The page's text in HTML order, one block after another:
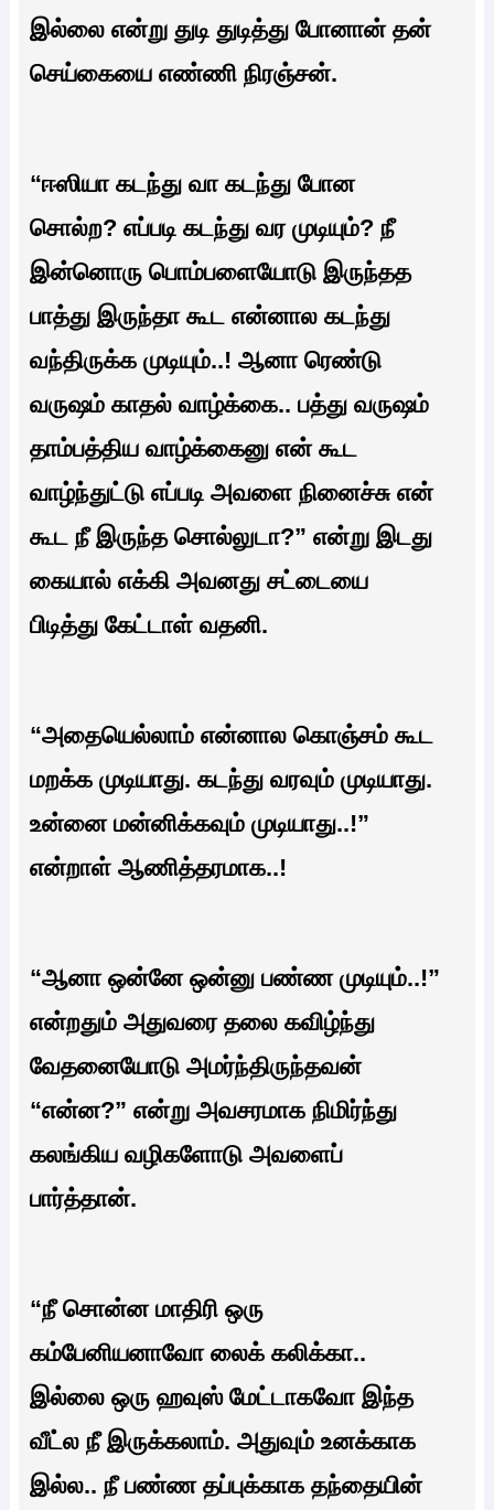
இல்லை என்று துடி துடித்து போனான் தன்
செய்கையை எண்ணி நிரஞ்சன்.
“ஈஸியா கடந்து வா கடந்து போன
சொல்ற? எப்படி கடந்து வர முடியும்? நீ
இன்னொரு பொம்பளையோடு இருந்தத
பாத்து இருந்தா கூட என்னால கடந்து
வந்திருக்க முடியும்..! ஆனா ரெண்டு
வருஷம் காதல் வாழ்க்கை.. பத்து வருஷம்
தாம்பத்திய வாழ்க்கைனு என் கூட
வாழ்ந்துட்டு எப்படி அவளை நினைச்சு என்
கூட நீ இருந்த சொல்லுடா?” என்று இடது
கையால் எக்கி அவனது சட்டையை
பிடித்து கேட்டாள் வதனி.
“அதையெல்லாம் என்னால கொஞ்சம் கூட
மறக்க முடியாது. கடந்து வரவும் முடியாது.
உன்னை மன்னிக்கவும் முடியாது..!”
என்றாள் ஆணித்தரமாக..!
“ஆனா ஒன்னே ஒன்னு பண்ண முடியும்..!”
என்றதும் அதுவரை தலை கவிழ்ந்து
வேதனையோடு அமர்ந்திருந்தவன்
“என்ன?” என்று அவசரமாக நிமிர்ந்து
கலங்கிய வழிகளோடு அவளைப்
பார்த்தான்.
“நீ சொன்ன மாதிரி ஒரு
கம்பேனியனாவோ லைக் கலிக்கா..
இல்லை ஒரு ஹவுஸ் மேட்டாகவோ இந்த
வீட்ல நீ இருக்கலாம். அதுவும் உனக்காக
இல்ல.. நீ பண்ண தப்புக்காக தந்தையின்